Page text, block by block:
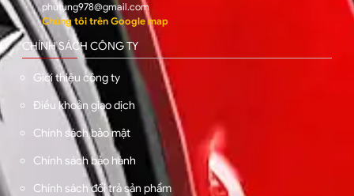
phutung978@gmail.com
Chúng tôi trên Google map
CHÍNH SÁCH CÔNG TY
Giới thiệu công ty
Điều khoản giao dịch
Chính sách bảo mật
Chính sách bảo hành
Chính sách đổi trả sản phẩm